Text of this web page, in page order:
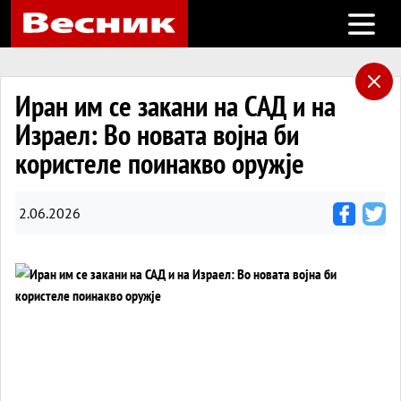
Open
Иран им се закани на САД и на
Израел: Во новата војна би
користеле поинакво оружје
2.06.2026